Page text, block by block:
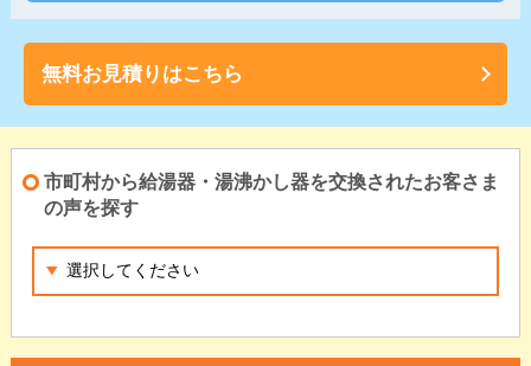
無料お見積りはこちら
市町村から給湯器・湯沸かし器を交換されたお客さま
の声を探す